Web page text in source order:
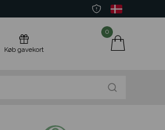
0
Køb gavekort